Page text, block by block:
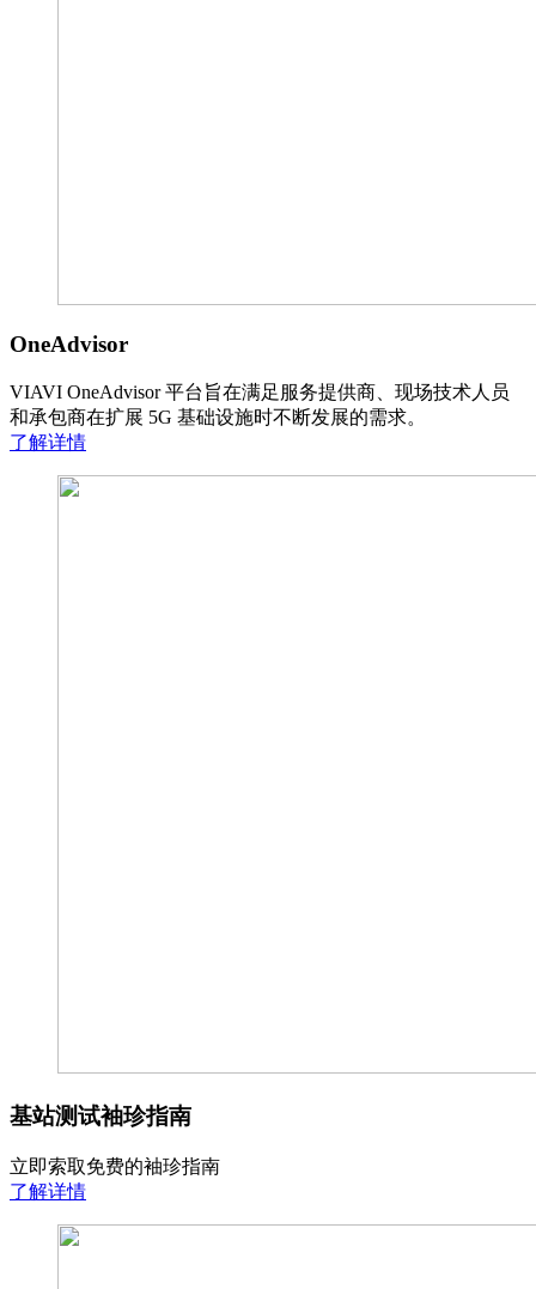
OneAdvisor
VIAVI OneAdvisor 平台旨在满足服务提供商、现场技术人员
和承包商在扩展 5G 基础设施时不断发展的需求。
了解详情
基站测试袖珍指南
立即索取免费的袖珍指南
了解详情